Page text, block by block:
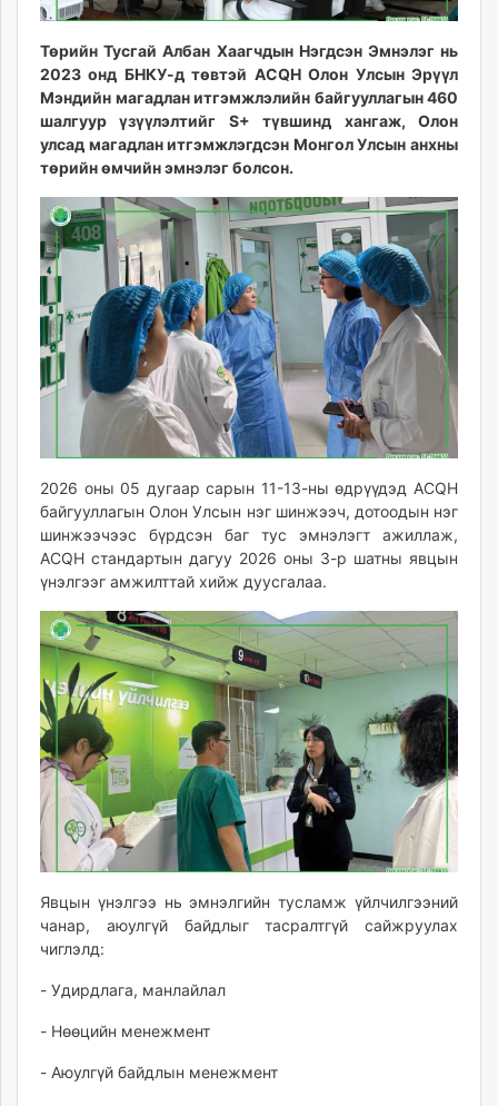
unen.mn
asu.mn
shudarga.mn
shuurhai.mn
unuudur.mn
isee.mn
fact.mn
itoim.mn
tumen.mn
shuum.mn
times.mn
tvmongolia.mn
mass.mn
unegui.mn
assa.mn
toim.mn
tac.mn
paparazzi.mn
unread.today
Төрийн Тусгай Албан Хаагчдын Нэгдсэн Эмнэлэг нь
2023 онд БНКУ-д төвтэй ACQH Олон Улсын Эрүүл
Мэндийн магадлан итгэмжлэлийн байгууллагын 460
шалгуур үзүүлэлтийг S+ түвшинд хангаж, Олон
улсад магадлан итгэмжлэгдсэн Монгол Улсын анхны
төрийн өмчийн эмнэлэг болсон.
2026 оны 05 дугаар сарын 11-13-ны өдрүүдэд ACQH
байгууллагын Олон Улсын нэг шинжээч, дотоодын нэг
шинжээчээс бүрдсэн баг тус эмнэлэгт ажиллаж,
ACQH стандартын дагуу 2026 оны 3-р шатны явцын
үнэлгээг амжилттай хийж дуусгалаа.
Явцын үнэлгээ нь эмнэлгийн тусламж үйлчилгээний
чанар, аюулгүй байдлыг тасралтгүй сайжруулах
чиглэлд:
- Удирдлага, манлайлал
- Нөөцийн менежмент
- Аюулгүй байдлын менежмент